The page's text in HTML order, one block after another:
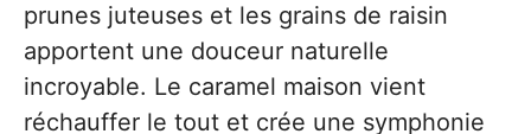
prunes juteuses et les grains de raisin
apportent une douceur naturelle
incroyable. Le caramel maison vient
réchauffer le tout et crée une symphonie